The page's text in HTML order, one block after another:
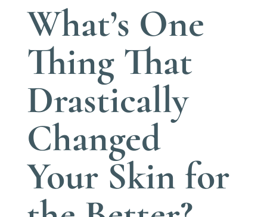
What’s One
Thing That
Drastically
Changed
Your Skin for